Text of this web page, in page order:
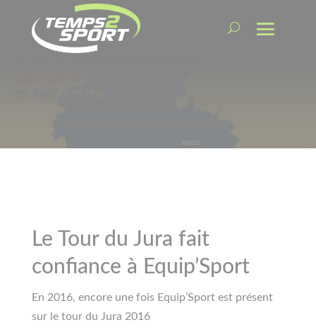
Le Tour du Jura fait
confiance à Equip’Sport
En 2016, encore une fois Equip’Sport est présent
sur le tour du Jura 2016